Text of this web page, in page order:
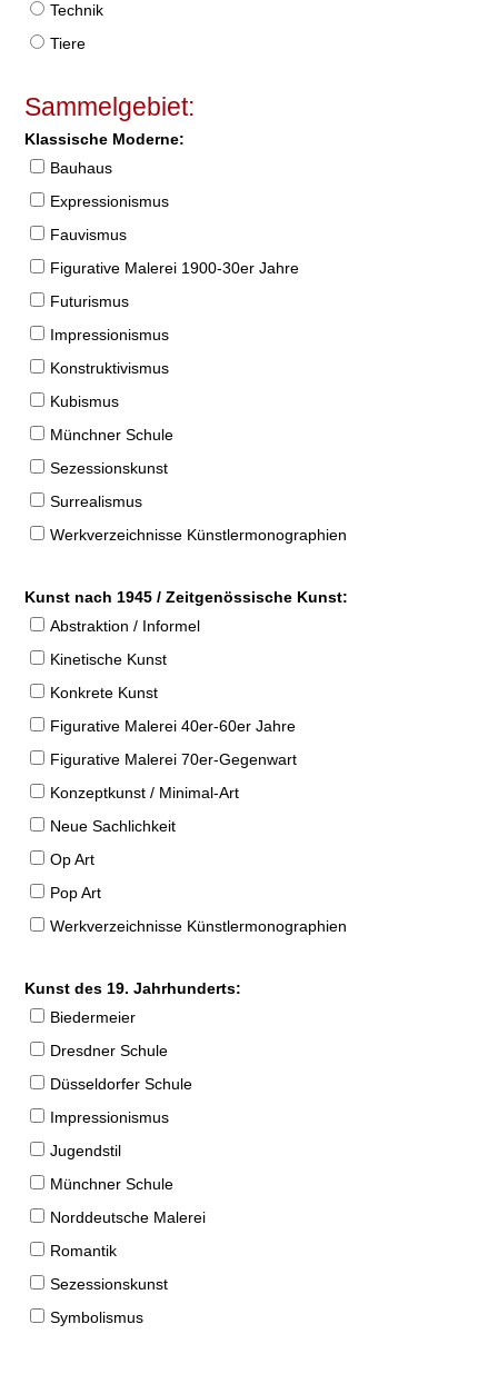
Technik
Tiere
Sammelgebiet:
Klassische Moderne:
Bauhaus
Expressionismus
Fauvismus
Figurative Malerei 1900-30er Jahre
Futurismus
Impressionismus
Konstruktivismus
Kubismus
Münchner Schule
Sezessionskunst
Surrealismus
Werkverzeichnisse Künstlermonographien
Kunst nach 1945 / Zeitgenössische Kunst:
Abstraktion / Informel
Kinetische Kunst
Konkrete Kunst
Figurative Malerei 40er-60er Jahre
Figurative Malerei 70er-Gegenwart
Konzeptkunst / Minimal-Art
Neue Sachlichkeit
Op Art
Pop Art
Werkverzeichnisse Künstlermonographien
Kunst des 19. Jahrhunderts:
Biedermeier
Dresdner Schule
Düsseldorfer Schule
Impressionismus
Jugendstil
Münchner Schule
Norddeutsche Malerei
Romantik
Sezessionskunst
Symbolismus